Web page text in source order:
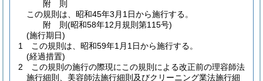
附 則
この規則は、昭和45年3月1日から施行する。
附 則(昭和58年12月規則第115号)
(施行期日)
1
この規則は、昭和59年1月1日から施行する。
(経過措置)
2
この規則の施行の際現にこの規則による改正前の理容師法
施行細則、美容師法施行細則及びクリーニング業法施行細